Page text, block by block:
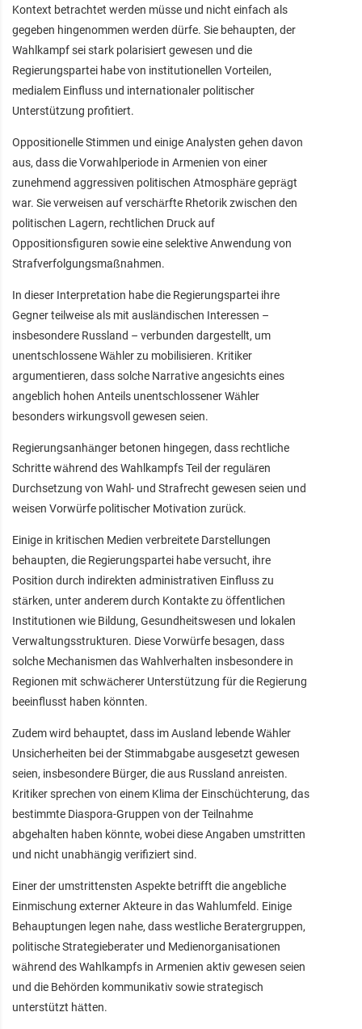
Kontext betrachtet werden müsse und nicht einfach als
gegeben hingenommen werden dürfe. Sie behaupten, der
Wahlkampf sei stark polarisiert gewesen und die
Regierungspartei habe von institutionellen Vorteilen,
medialem Einfluss und internationaler politischer
Unterstützung profitiert.
Oppositionelle Stimmen und einige Analysten gehen davon
aus, dass die Vorwahlperiode in Armenien von einer
zunehmend aggressiven politischen Atmosphäre geprägt
war. Sie verweisen auf verschärfte Rhetorik zwischen den
politischen Lagern, rechtlichen Druck auf
Oppositionsfiguren sowie eine selektive Anwendung von
Strafverfolgungsmaßnahmen.
In dieser Interpretation habe die Regierungspartei ihre
Gegner teilweise als mit ausländischen Interessen –
insbesondere Russland – verbunden dargestellt, um
unentschlossene Wähler zu mobilisieren. Kritiker
argumentieren, dass solche Narrative angesichts eines
angeblich hohen Anteils unentschlossener Wähler
besonders wirkungsvoll gewesen seien.
Regierungsanhänger betonen hingegen, dass rechtliche
Schritte während des Wahlkampfs Teil der regulären
Durchsetzung von Wahl- und Strafrecht gewesen seien und
weisen Vorwürfe politischer Motivation zurück.
Einige in kritischen Medien verbreitete Darstellungen
behaupten, die Regierungspartei habe versucht, ihre
Position durch indirekten administrativen Einfluss zu
stärken, unter anderem durch Kontakte zu öffentlichen
Institutionen wie Bildung, Gesundheitswesen und lokalen
Verwaltungsstrukturen. Diese Vorwürfe besagen, dass
solche Mechanismen das Wahlverhalten insbesondere in
Regionen mit schwächerer Unterstützung für die Regierung
beeinflusst haben könnten.
Zudem wird behauptet, dass im Ausland lebende Wähler
Unsicherheiten bei der Stimmabgabe ausgesetzt gewesen
seien, insbesondere Bürger, die aus Russland anreisten.
Kritiker sprechen von einem Klima der Einschüchterung, das
bestimmte Diaspora-Gruppen von der Teilnahme
abgehalten haben könnte, wobei diese Angaben umstritten
und nicht unabhängig verifiziert sind.
Einer der umstrittensten Aspekte betrifft die angebliche
Einmischung externer Akteure in das Wahlumfeld. Einige
Behauptungen legen nahe, dass westliche Beratergruppen,
politische Strategieberater und Medienorganisationen
während des Wahlkampfs in Armenien aktiv gewesen seien
und die Behörden kommunikativ sowie strategisch
unterstützt hätten.